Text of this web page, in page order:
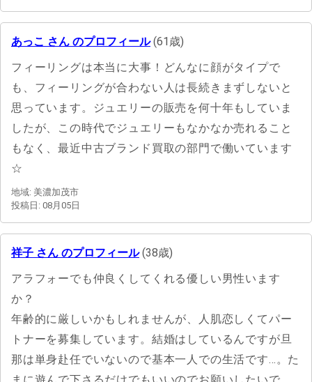
あっこ さん のプロフィール(61歳)
フィーリングは本当に大事！どんなに顔がタイプで
も、フィーリングが合わない人は長続きまずしないと
思っています。ジュエリーの販売を何十年もしていま
したが、この時代でジュエリーもなかなか売れること
もなく、最近中古ブランド買取の部門で働いています
☆
地域: 美濃加茂市
投稿日: 08月05日
祥子 さん のプロフィール(38歳)
アラフォーでも仲良くしてくれる優しい男性います
か？
年齢的に厳しいかもしれませんが、人肌恋しくてパー
トナーを募集しています。結婚はしているんですが旦
那は単身赴任でいないので基本一人での生活です…。た